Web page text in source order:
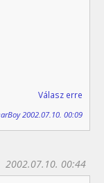
Válasz erre
2002.07.10. 00:09
2002.07.10. 00:44